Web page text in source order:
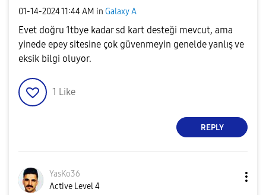
‎01-14-202411:44 AM in Galaxy A
Evet doğru 1tbye kadar sd kart desteği mevcut, ama
yinede epey sitesine çok güvenmeyin genelde yanlış ve
eksik bilgi oluyor.
1 Like
REPLY
YasKo36
Active Level 4